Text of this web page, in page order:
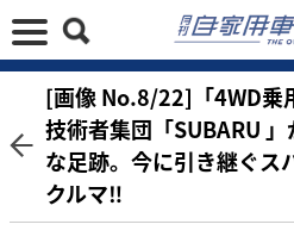
[画像 No.8/22]「4WD乗
技術者集団「SUBARU
な足跡。今に引き継ぐス
クルマ‼︎